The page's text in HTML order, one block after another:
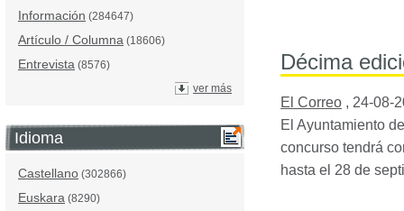
Información (284647)
Artículo / Columna (18606)
Entrevista (8576)
ver más
Idioma
Castellano (302866)
Euskara (8290)
Décima
El Correo , 24-08-
El Ayuntamiento
concurso tendrá
hasta el 28 de